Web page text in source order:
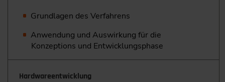
Grundlagen des Verfahrens
Anwendung und Auswirkung für die
Konzeptions und ­Entwicklungsphase
Hardwareentwicklung